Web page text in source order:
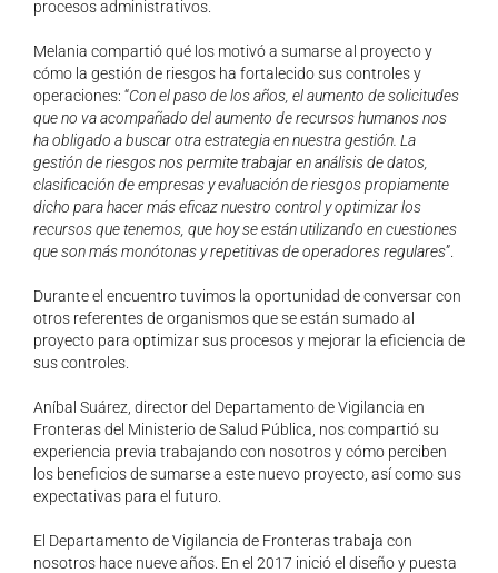
procesos administrativos.
Melania compartió qué los motivó a sumarse al proyecto y
cómo la gestión de riesgos ha fortalecido sus controles y
operaciones: “Con el paso de los años, el aumento desolicitudes
que no va acompañado del aumento de recursos humanos nos
ha obligado a buscar otra estrategia en nuestra gestión. La
gestión de riesgos nos permite trabajaren análisis de datos,
clasificación de empresas y evaluación de riesgos propiamente
dicho para hacer más eficaz nuestro control y optimizar los
recursos que tenemos, quehoy se están utilizando en cuestiones
que son más monótonas y repetitivas deoperadores regulares”.
Durante el encuentro tuvimos la oportunidad de conversar con
otros referentes de organismos que se están sumado al
proyecto para optimizar sus procesos y mejorar la eficiencia de
sus controles.
Aníbal Suárez, director del Departamento de Vigilancia en
Fronteras del Ministerio de Salud Pública, nos compartió su
experiencia previa trabajando con nosotros y cómo perciben
los beneficios de sumarse a este nuevo proyecto, así como sus
expectativas para el futuro.
El Departamento de Vigilancia de Fronteras trabaja con
nosotros hace nueve años. En el 2017 inició el diseño y puesta